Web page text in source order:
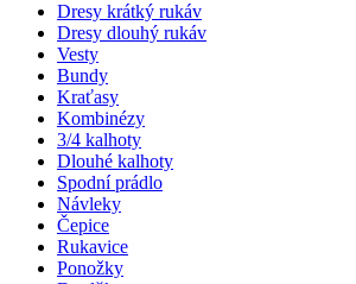
Dresy krátký rukáv
Dresy dlouhý rukáv
Vesty
Bundy
Kraťasy
Kombinézy
3/4 kalhoty
Dlouhé kalhoty
Spodní prádlo
Návleky
Čepice
Rukavice
Ponožky